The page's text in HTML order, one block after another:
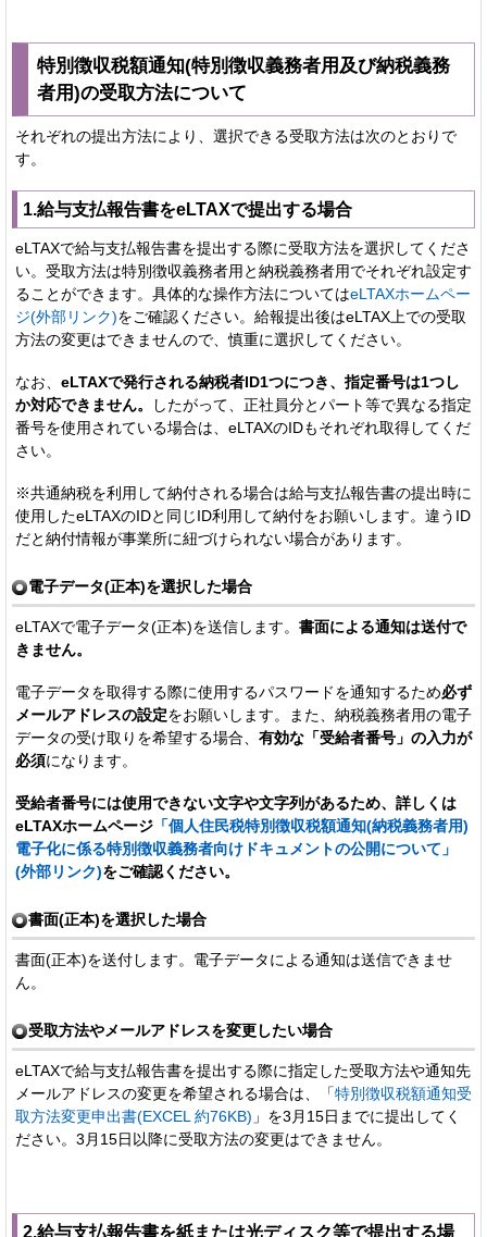
特別徴収税額通知(特別徴収義務者用及び納税義務
者用)の受取方法について
それぞれの提出方法により、選択できる受取方法は次のとおりで
す。
1.給与支払報告書をeLTAXで提出する場合
eLTAXで給与支払報告書を提出する際に受取方法を選択してくださ
い。受取方法は特別徴収義務者用と納税義務者用でそれぞれ設定す
ることができます。具体的な操作方法についてはeLTAXホームペー
ジ(外部リンク)をご確認ください。給報提出後はeLTAX上での受取
方法の変更はできませんので、慎重に選択してください。
なお、 eLTAXで発行される納税者ID1つにつき、指定番号は1つし
か対応できません。
したがって、正社員分とパート等で異なる指定
番号を使用されている場合は、eLTAXのIDもそれぞれ取得してくだ
さい。
※共通納税を利用して納付される場合は給与支払報告書の提出時に
使用したeLTAXのIDと同じID利用して納付をお願いします。違うID
だと納付情報が事業所に紐づけられない場合があります。
電子データ(正本)を選択した場合
eLTAXで電子データ(正本)を送信します。 書面による通知は送付で
きません。
電子データを取得する際に使用するパスワードを通知するため必ず
メールアドレスの設定をお願いします。また、納税義務者用の電子
データの受け取りを希望する場合、 有効な「受給者番号」の入力が
必須になります。
受給者番号には使用できない文字や文字列があるため、詳しくは
eLTAXホームページ 「個人住民税特別徴収税額通知(納税義務者用)
電子化に係る特別徴収義務者向けドキュメントの公開について」
(外部リンク)をご確認ください。
書面(正本)を選択した場合
書面(正本)を送付します。電子データによる通知は送信できませ
ん。
受取方法やメールアドレスを変更したい場合
eLTAXで給与支払報告書を提出する際に指定した受取方法や通知先
メールアドレスの変更を希望される場合は、「特別徴収税額通知受
取方法変更申出書(EXCEL 約76KB) 」を3月15日までに提出してく
ださい。3月15日以降に受取方法の変更はできません。
2.給与支払報告書を紙または光ディスク等で提出する場